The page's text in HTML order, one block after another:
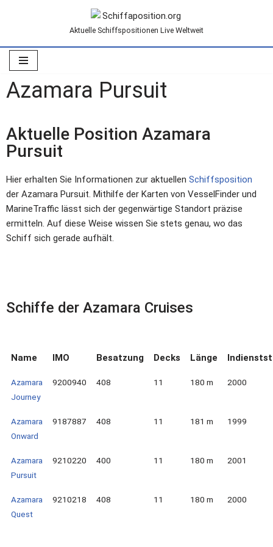
Inhalt
springen
Aktuelle Schiffspositionen Live Weltweit
Azamara Pursuit
Aktuelle Position Azamara
Pursuit
Hier erhalten Sie Informationen zur aktuellen Schiffsposition
der Azamara Pursuit. Mithilfe der Karten von VesselFinder und
MarineTraffic lässt sich der gegenwärtige Standort präzise
ermitteln. Auf diese Weise wissen Sie stets genau, wo das
Schiff sich gerade aufhält.
Schiffe der Azamara Cruises
Name IMO Besatzung Decks Länge
Azamara
Journey
9200940 408 11 180 m 2000
Azamara
Onward
9187887 408 11 181 m 1999
Azamara
Pursuit
9210220 400 11 180 m 2001
Azamara
Quest
9210218 408 11 180 m 2000